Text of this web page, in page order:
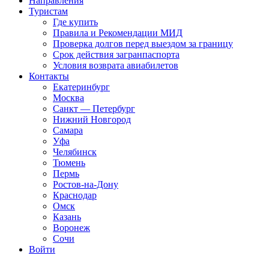
Туристам
Где купить
Правила и Рекомендации МИД
Проверка долгов перед выездом за границу
Срок действия загранпаспорта
Условия возврата авиабилетов
Контакты
Екатеринбург
Москва
Санкт — Петербург
Нижний Новгород
Самара
Уфа
Челябинск
Тюмень
Пермь
Ростов-на-Дону
Краснодар
Омск
Казань
Воронеж
Сочи
Войти